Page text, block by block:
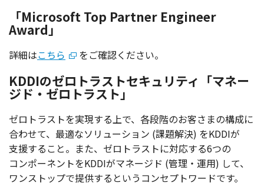
「Microsoft Top Partner Engineer
Award」
詳細はこちら をご確認ください。
KDDIのゼロトラストセキュリティ「マネー
ジド・ゼロトラスト」
ゼロトラストを実現する上で、 各段階のお客さまの構成に
合わせて、 最適なソリューション (課題解決) をKDDIが
支援すること。また、 ゼロトラストに対応する6つの
コンポーネントをKDDIがマネージド (管理 ・ 運用) して、
ワンストップで提供するという コンセプトワードです。